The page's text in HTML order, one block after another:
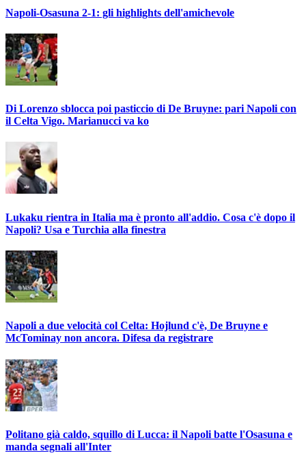
Napoli-Osasuna 2-1: gli highlights dell'amichevole
Di Lorenzo sblocca poi pasticcio di De Bruyne: pari Napoli con
il Celta Vigo. Marianucci va ko
Lukaku rientra in Italia ma è pronto all'addio. Cosa c'è dopo il
Napoli? Usa e Turchia alla finestra
Napoli a due velocità col Celta: Hojlund c'è, De Bruyne e
McTominay non ancora. Difesa da registrare
Politano già caldo, squillo di Lucca: il Napoli batte l'Osasuna e
manda segnali all'Inter